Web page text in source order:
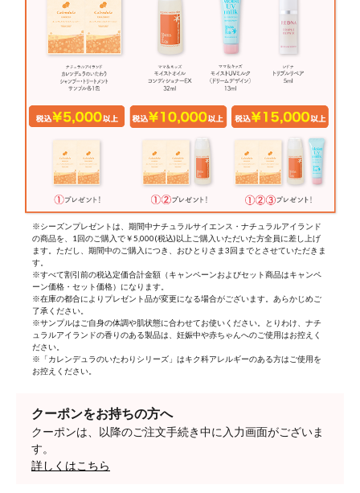
※シーズンプレゼントは、期間中ナチュラルサイエンス・ナチュラルアイランド
の商品を、1回のご購入で￥5,000(税込)以上ご購入いただいた方全員に差し上げ
ます。ただし、期間中のご購入につき、おひとりさま3回までとさせていただきま
す。
※すべて割引前の税込定価合計金額（キャンペーンおよびセット商品はキャンペ
ーン価格・セット価格）になります。
※在庫の都合によりプレゼント品が変更になる場合がございます。あらかじめご
了承ください。
※サンプルはご自身の体調や肌状態に合わせてお使いください。とりわけ、ナチ
ュラルアイランドの香りのある製品は、妊娠中や赤ちゃんへのご使用はお控えく
ださい。
※「カレンデュラのいたわりシリーズ」はキク科アレルギーのある方はご使用を
お控えください。
クーポンをお持ちの方へ
クーポンは、以降のご注文手続き中に入力画面がございま
す。
詳しくはこちら